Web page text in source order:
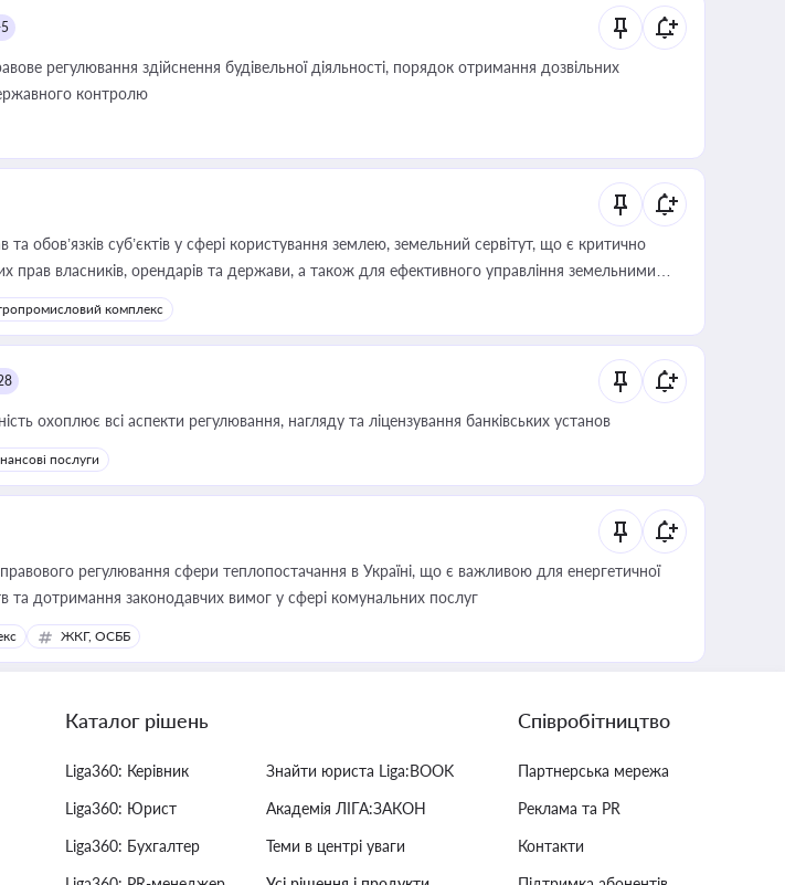
регулювання здійснення будівельної діяльності, порядок отримання дозвільних
контролю
та обов’язків суб’єктів у сфері користування землею, земельний сервітут, що є критично
прав власників, орендарів та держави, а також для ефективного управління земельними
комплекс
охоплює всі аспекти регулювання, нагляду та ліцензування банківських установ
послуги
регулювання сфери теплопостачання в Україні, що є важливою для енергетичної
та дотримання законодавчих вимог у сфері комунальних послуг
ЖКГ, ОСББ
Каталог рішень
Liga360: Керівник
Liga360: Юрист
Liga360: Бухгалтер
Знайти юриста Liga:BOOK
Академія ЛІГА:ЗАКОН
Теми в центрі уваги
Співробітництво
Партнерська мережа
Реклама та PR
Контакти